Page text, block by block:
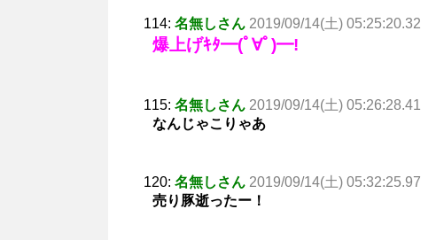
114: 名無しさん 2019/09/14(土) 05:25:20.32
爆上げｷﾀ━(ﾟ∀ﾟ)━!
115: 名無しさん 2019/09/14(土) 05:26:28.41
なんじゃこりゃあ
120: 名無しさん 2019/09/14(土) 05:32:25.97
売り豚逝ったー！